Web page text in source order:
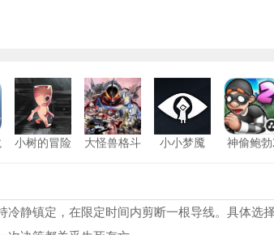
小树的冒险
大怪兽格斗 小小梦魇
神偷鲍勃
冷静镇定，在限定时间内剪断一根导线。具体选
2 夸父追日内置功能菜单版